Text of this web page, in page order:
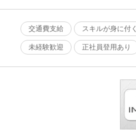
交通費支給
スキルが身に付く
未経験歓迎 正社員登用あり